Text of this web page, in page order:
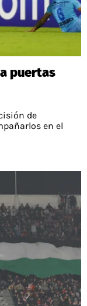
puertas
de
en el